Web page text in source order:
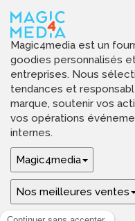
Magic4media est un
goodies personnalisés
entreprises. Nous
tendances et
marque, soutenir vos
vos opérations
internes.
Magic4media
Nos meilleures ventes